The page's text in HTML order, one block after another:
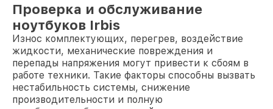
Проверка и обслуживание
ноутбуков Irbis
Износ комплектующих, перегрев, воздействие
жидкости, механические повреждения и
перепады напряжения могут привести к сбоям в
работе техники. Такие факторы способны вызвать
нестабильность системы, снижение
производительности и полную